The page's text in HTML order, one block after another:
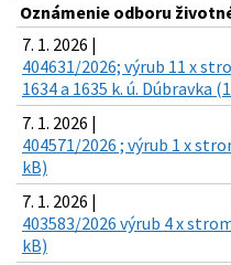
Oznámenie odboru
7. 1. 2026 |
404631/2026; výrub 11 x
1634 a 1635 k. ú. Dúbravka
7. 1. 2026 |
404571/2026 ; výrub 1 x
kB)
7. 1. 2026 |
403583/2026 výrub 4 x
kB)